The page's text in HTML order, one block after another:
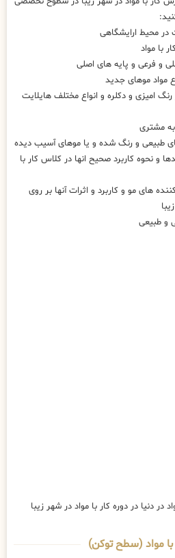
در محیط ارایشگاهی
با مواد
و فرعی و پایه های اصلی
مواد موهای جدید
رنگ امیزی و دکلره و انواع مختلف هایلایت
مشتری
طبیعی و رنگ شده و یا موهای آسیب دیده
و نحوه کاربرد صحیح انها در کلاس کار با
های مو و کاربرد و اثرات آنها بر روی
و طبیعی
دنیا در دوره کار با مواد در شهر زیبا
کار با مواد (سطح توکن)